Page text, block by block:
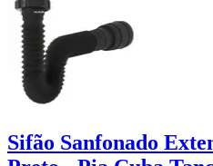
Sifão Sanfonado